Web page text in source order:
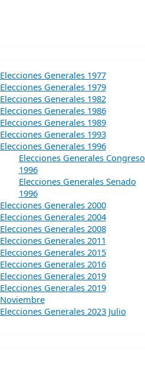
Elecciones Generales 1977
Elecciones Generales 1979
Elecciones Generales 1982
Elecciones Generales 1986
Elecciones Generales 1989
Elecciones Generales 1993
Elecciones Generales 1996
Elecciones Generales Congreso
1996
Elecciones Generales Senado
1996
Elecciones Generales 2000
Elecciones Generales 2004
Elecciones Generales 2008
Elecciones Generales 2011
Elecciones Generales 2015
Elecciones Generales 2016
Elecciones Generales 2019
Elecciones Generales 2019
Noviembre
Elecciones Generales 2023 Julio